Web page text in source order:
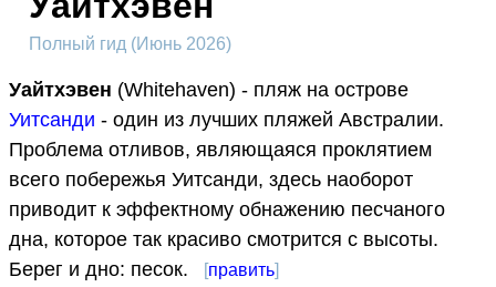
Полный гид (Июнь 2026)
Уайтхэвен (Whitehaven) - пляж на острове
Уитсанди - один из лучших пляжей Австралии.
Проблема отливов, являющаяся проклятием
всего побережья Уитсанди, здесь наоборот
приводит к эффектному обнажению песчаного
дна, которое так красиво смотрится с высоты.
Берег и дно: песок.
[править]